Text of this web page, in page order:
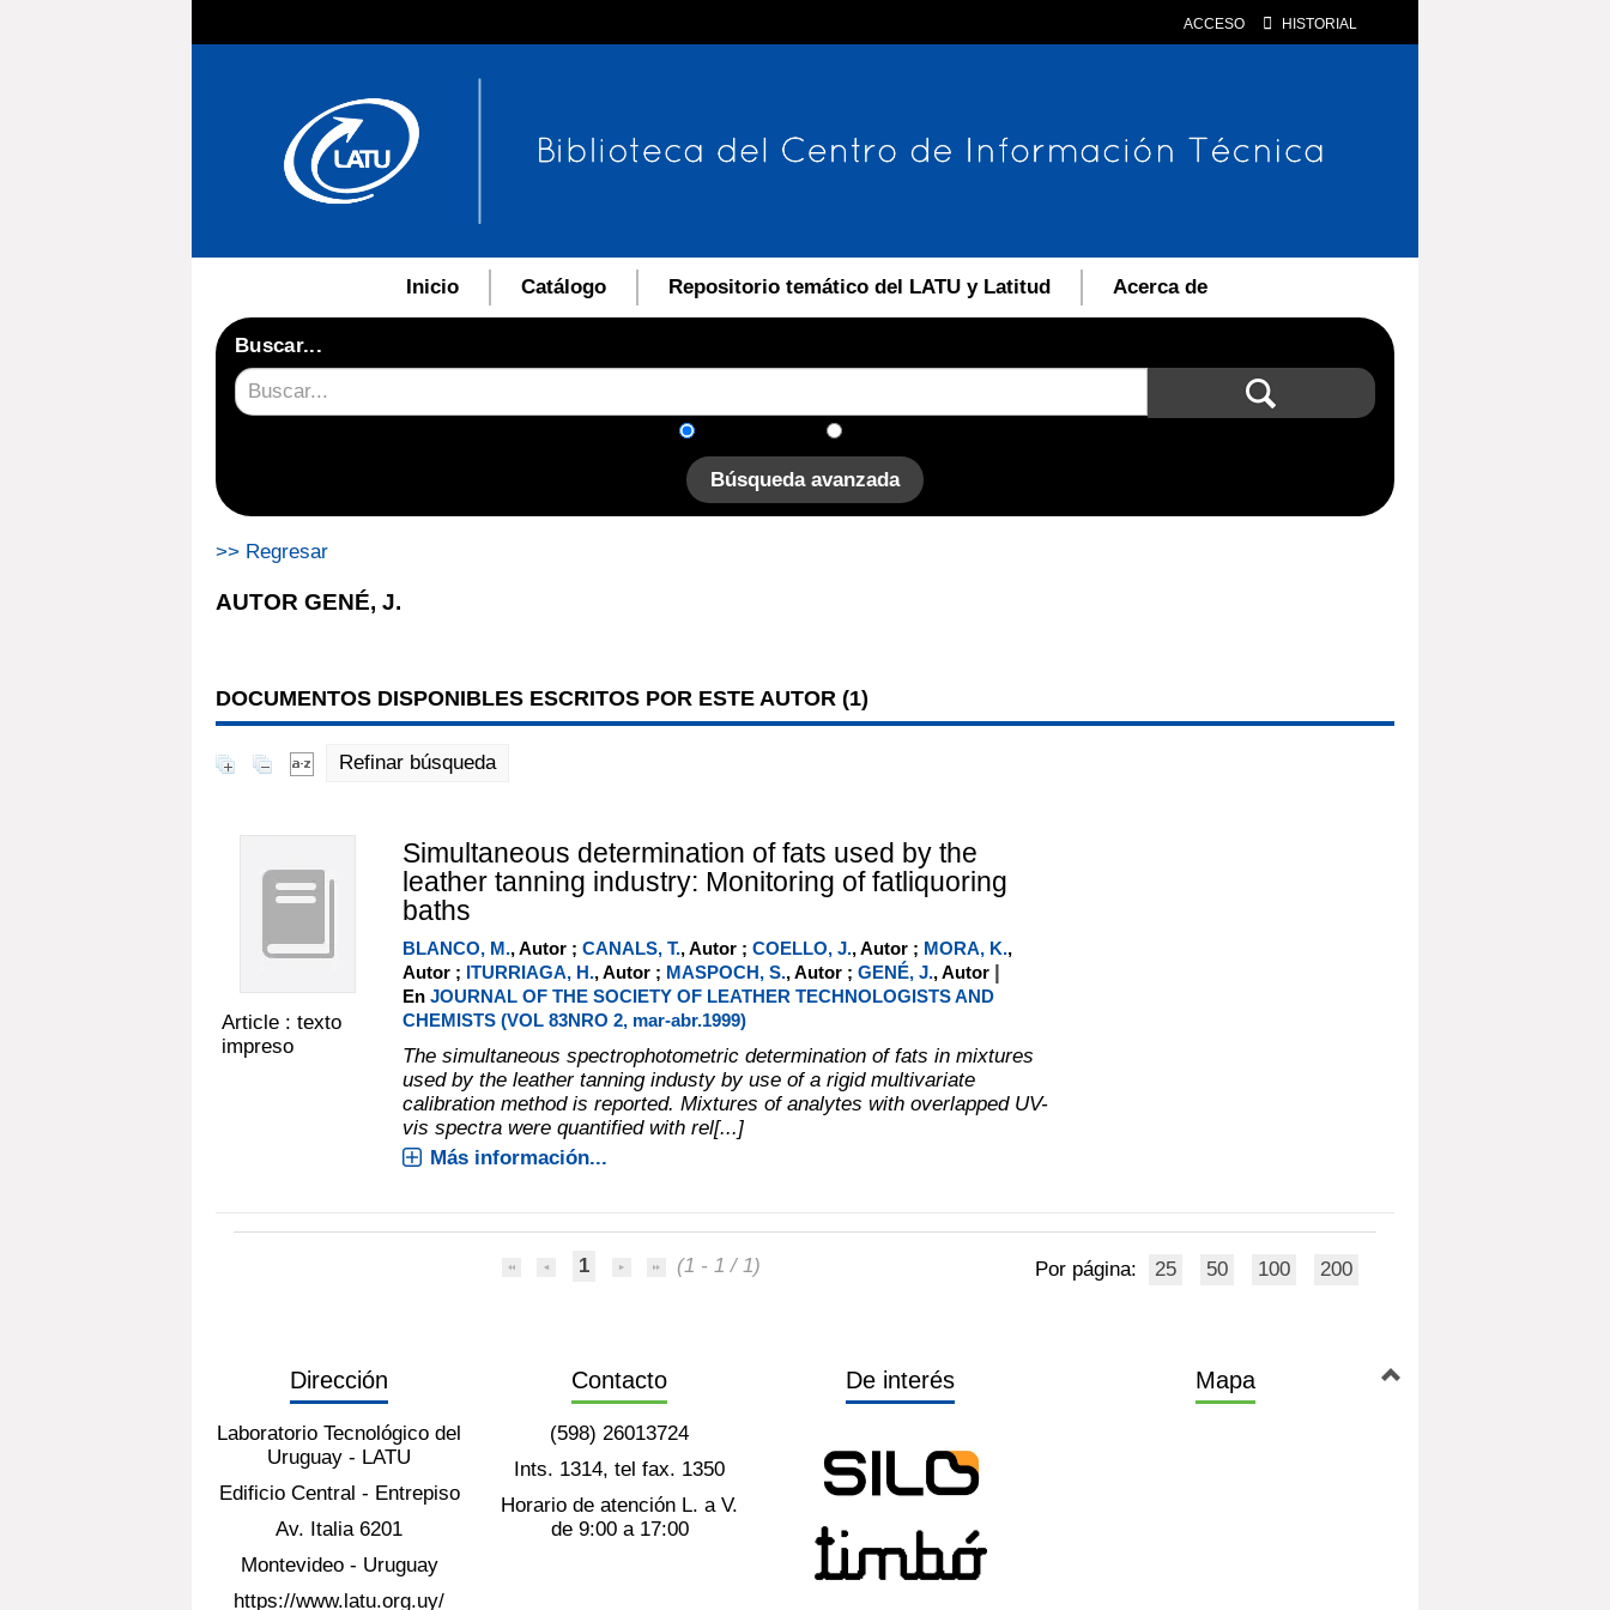
ACCESO HISTORIAL
Inicio Catálogo Repositorio temático del LATU y Latitud Acerca de
Buscar...
Búsqueda avanzada
>> Regresar
AUTOR GENÉ, J.
DOCUMENTOS DISPONIBLES ESCRITOS POR ESTE AUTOR (1)
Refinar búsqueda
Article : texto
impreso
Simultaneous determination of fats used by the
leather tanning industry: Monitoring of fatliquoring
baths
BLANCO, M., Autor ; CANALS, T., Autor ; COELLO, J., Autor ; MORA, K.,
Autor ; ITURRIAGA, H., Autor ; MASPOCH, S., Autor ; GENÉ, J., Autor |
En JOURNAL OF THE SOCIETY OF LEATHER TECHNOLOGISTS AND
CHEMISTS (VOL 83NRO 2, mar-abr.1999)
The simultaneous spectrophotometric determination of fats in mixtures
used by the leather tanning industy by use of a rigid multivariate
calibration method is reported. Mixtures of analytes with overlapped UV-
vis spectra were quantified with rel[...]
Más información...
1 (1 - 1 / 1) Por página: 25 50 100 200
Dirección
Laboratorio Tecnológico del
Uruguay - LATU
Edificio Central - Entrepiso
Av. Italia 6201
Montevideo - Uruguay
https://www.latu.org.uy/
Contacto
(598) 26013724
Ints. 1314, tel fax. 1350
Horario de atención L. a V.
de 9:00 a 17:00
De interés Mapa